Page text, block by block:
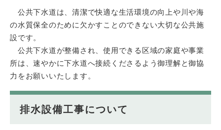
公共下水道は、清潔で快適な生活環境の向上や川や海
の水質保全のために欠かすことのできない大切な公共施
設です。
公共下水道が整備され、使用できる区域の家庭や事業
所は、速やかに下水道へ接続くださるよう御理解と御協
力をお願いいたします。
排水設備工事について